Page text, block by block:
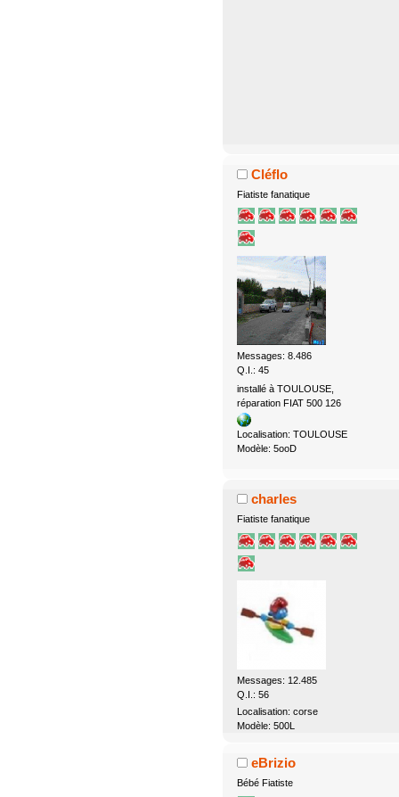
Cléflo
Fiatiste fanatique
Messages: 8.486
Q.I.: 45
installé à TOULOUSE,
réparation FIAT 500 126
Localisation: TOULOUSE
Modèle: 5ooD
charles
Fiatiste fanatique
Messages: 12.485
Q.I.: 56
Localisation: corse
Modèle: 500L
eBrizio
Bébé Fiatiste